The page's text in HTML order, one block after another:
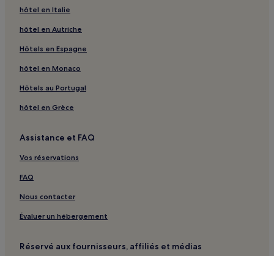
hôtel en Italie
hôtel en Autriche
Hôtels en Espagne
hôtel en Monaco
Hôtels au Portugal
hôtel en Grèce
Assistance et FAQ
Vos réservations
FAQ
Nous contacter
Évaluer un hébergement
Réservé aux fournisseurs, affiliés et médias